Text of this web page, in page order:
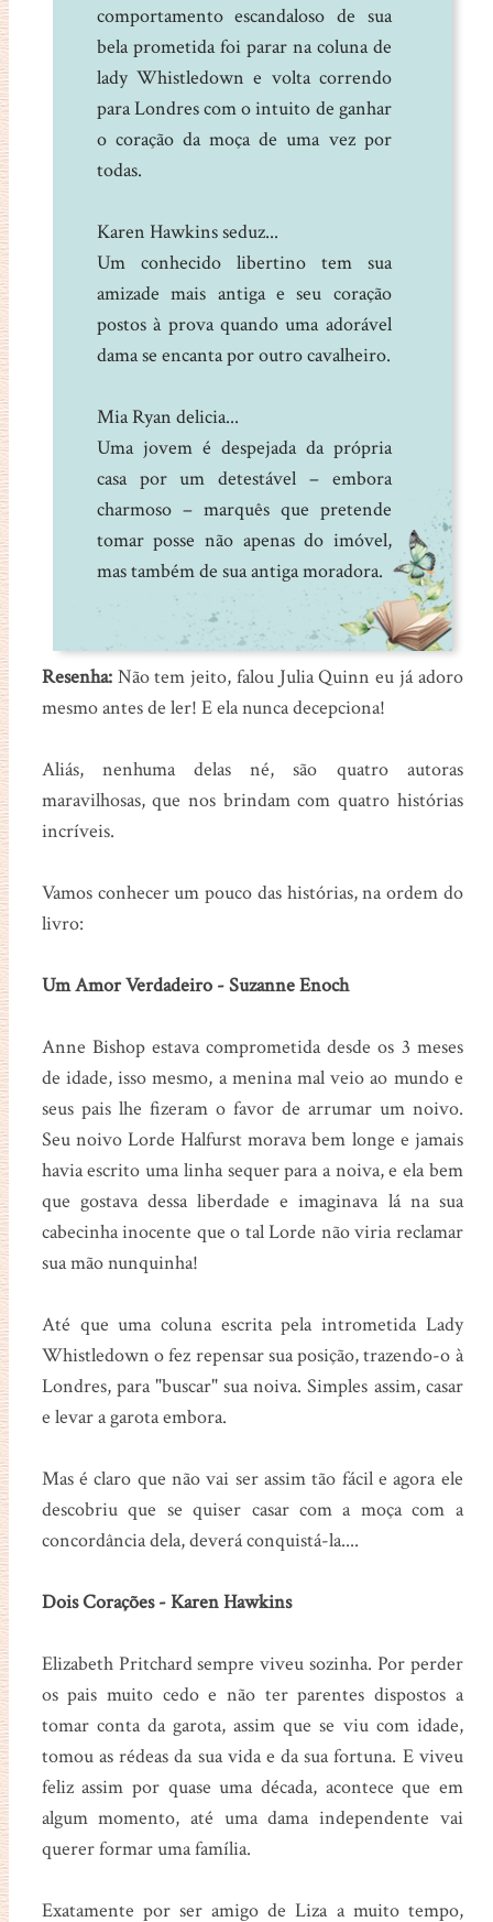
comportamento escandaloso de sua
bela prometida foi parar na coluna de
lady Whistledown e volta correndo
para Londres com o intuito de ganhar
o coração da moça de uma vez por
todas.
Karen Hawkins seduz...
Um conhecido libertino tem sua
amizade mais antiga e seu coração
postos à prova quando uma adorável
dama se encanta por outro cavalheiro.
Mia Ryan delicia...
Uma jovem é despejada da própria
casa por um detestável – embora
charmoso – marquês que pretende
tomar posse não apenas do imóvel,
mas também de sua antiga moradora.
Resenha: Não tem jeito, falou Julia Quinn eu já adoro
mesmo antes de ler! E ela nunca decepciona!
Aliás, nenhuma delas né, são quatro autoras
maravilhosas, que nos brindam com quatro histórias
incríveis.
Vamos conhecer um pouco das histórias, na ordem do
livro:
Um Amor Verdadeiro - Suzanne Enoch
Anne Bishop estava comprometida desde os 3 meses
de idade, isso mesmo, a menina mal veio ao mundo e
seus pais lhe fizeram o favor de arrumar um noivo.
Seu noivo Lorde Halfurst morava bem longe e jamais
havia escrito uma linha sequer para a noiva, e ela bem
que gostava dessa liberdade e imaginava lá na sua
cabecinha inocente que o tal Lorde não viria reclamar
sua mão nunquinha!
Até que uma coluna escrita pela intrometida Lady
Whistledown o fez repensar sua posição, trazendo-o à
Londres, para "buscar" sua noiva. Simples assim, casar
e levar a garota embora.
Mas é claro que não vai ser assim tão fácil e agora ele
descobriu que se quiser casar com a moça com a
concordância dela, deverá conquistá-la....
Dois Corações - Karen Hawkins
Elizabeth Pritchard sempre viveu sozinha. Por perder
os pais muito cedo e não ter parentes dispostos a
tomar conta da garota, assim que se viu com idade,
tomou as rédeas da sua vida e da sua fortuna. E viveu
feliz assim por quase uma década, acontece que em
algum momento, até uma dama independente vai
querer formar uma família.
Exatamente por ser amigo de Liza a muito tempo,